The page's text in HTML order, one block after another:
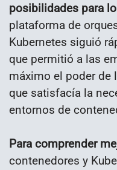
posibilidades para
plataforma de
Kubernetes siguió
que permitió a las
máximo el poder de
que satisfacía la
entornos de
Para comprender
contenedores y